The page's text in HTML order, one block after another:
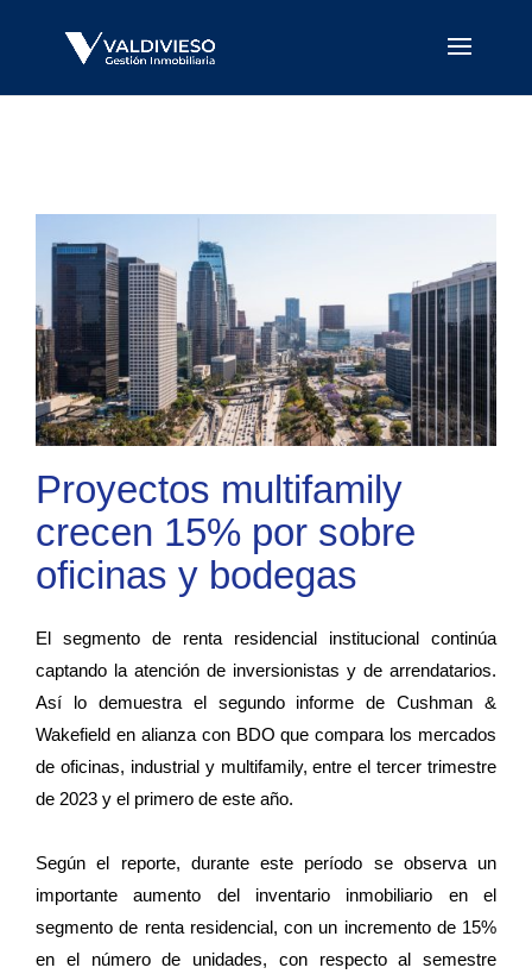
Proyectos multifamily
crecen 15% por sobre
oficinas y bodegas
El segmento de renta residencial institucional continúa
captando la atención de inversionistas y de arrendatarios.
Así lo demuestra el segundo informe de Cushman &
Wakefield en alianza con BDO que compara los mercados
de oficinas, industrial y multifamily, entre el tercer trimestre
de 2023 y el primero de este año.
Según el reporte, durante este período se observa un
importante aumento del inventario inmobiliario en el
segmento de renta residencial, con un incremento de 15%
en el número de unidades, con respecto al semestre